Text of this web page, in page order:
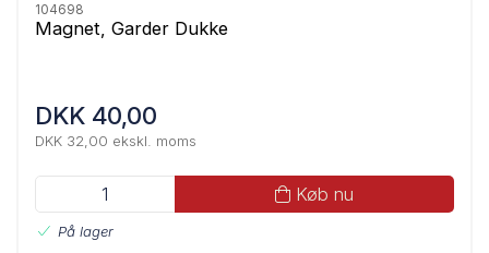
104698
Magnet, Garder Dukke
DKK 40,00
DKK 32,00 ekskl. moms
Køb nu
På lager